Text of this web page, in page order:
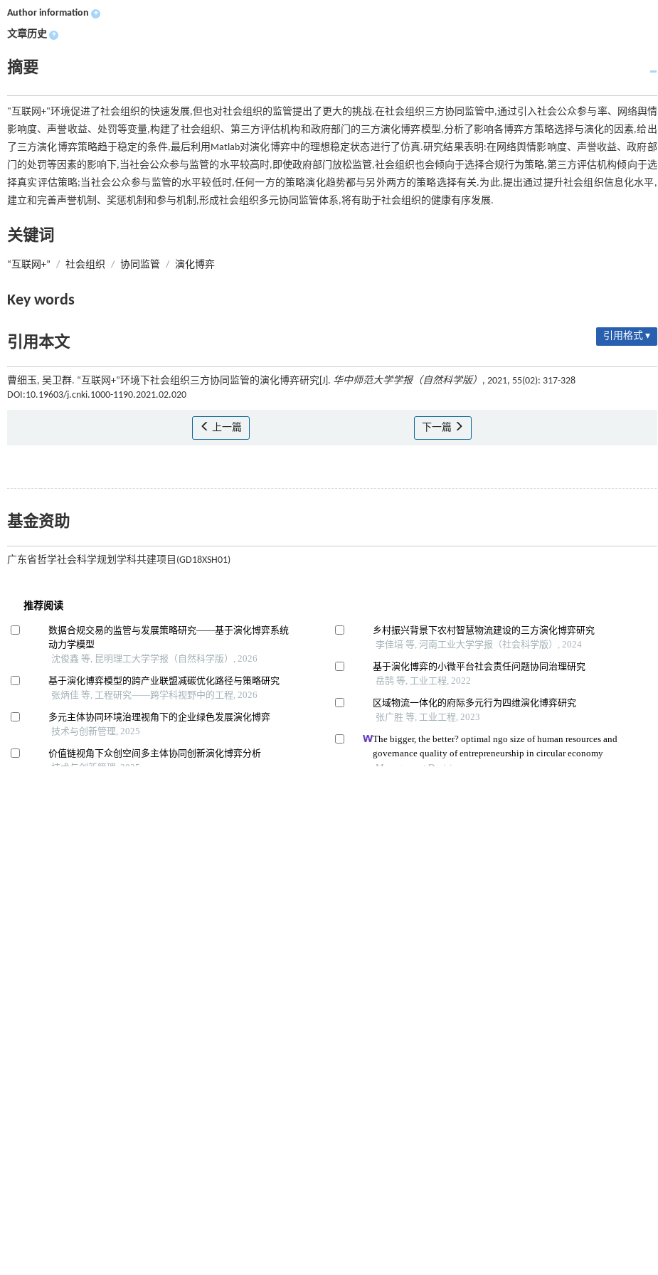
Author information +
文章历史 +
摘要
"互联网+"环境促进了社会组织的快速发展,但也对社会组织的监管提出了更大的挑战.在社会组织三方协同监管中,通过引入社会公众参与率、网络舆情
影响度、声誉收益、处罚等变量,构建了社会组织、第三方评估机构和政府部门的三方演化博弈模型,分析了影响各博弈方策略选择与演化的因素,给出
了三方演化博弈策略趋于稳定的条件,最后利用Matlab对演化博弈中的理想稳定状态进行了仿真.研究结果表明:在网络舆情影响度、声誉收益、政府部
门的处罚等因素的影响下,当社会公众参与监管的水平较高时,即使政府部门放松监管,社会组织也会倾向于选择合规行为策略,第三方评估机构倾向于选
择真实评估策略;当社会公众参与监管的水平较低时,任何一方的策略演化趋势都与另外两方的策略选择有关.为此,提出通过提升社会组织信息化水平,
建立和完善声誉机制、奖惩机制和参与机制,形成社会组织多元协同监管体系,将有助于社会组织的健康有序发展.
关键词
“互联网+” / 社会组织 / 协同监管 / 演化博弈
Key words
引用本文 引用格式 ▾
曹细玉, 吴卫群. “互联网+”环境下社会组织三方协同监管的演化博弈研究[J]. 华中师范大学学报（自然科学版） , 2021, 55(02): 317-328
DOI:10.19603/j.cnki.1000-1190.2021.02.020
上一篇 下一篇
基金资助
广东省哲学社会科学规划学科共建项目(GD18XSH01)